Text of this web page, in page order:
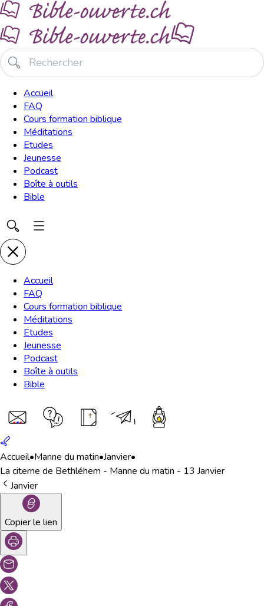
Accueil
FAQ
Cours formation biblique
Méditations
Etudes
Jeunesse
Podcast
Boîte à outils
Bible
Accueil
FAQ
Cours formation biblique
Méditations
Etudes
Jeunesse
Podcast
Boîte à outils
Bible
Accueil•Manne du matin•Janvier•
La citerne de Bethléhem - Manne du matin - 13 Janvier
Janvier
Copier le lien